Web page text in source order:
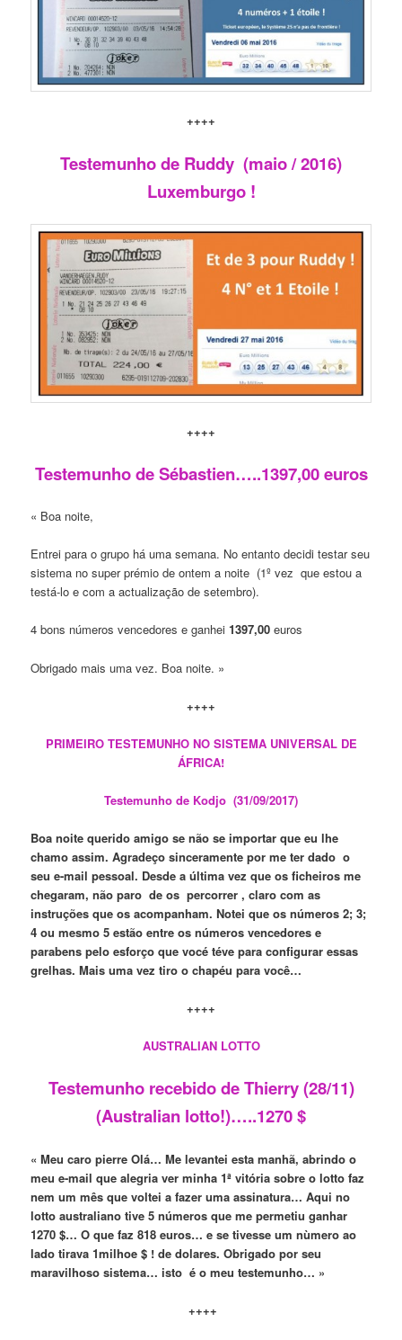
++++
Testemunhode Ruddy (maio/ 2016)
Luxemburgo !
++++
Testemunho de Sébastien…..1397,00 euros
« Boa noite,
Entrei para o grupo há uma semana. No entanto decidi testar seu
sistema no super prémio de ontem a noite (1º vez que estou a
testá-lo e com a actualização de setembro).
4 bons números vencedores e ganhei1397,00 euros
Obrigado mais uma vez. Boa noite. »
++++
PRIMEIRO TESTEMUNHO NO SISTEMA UNIVERSAL DE
ÁFRICA!
Testemunho de Kodjo (31/09/2017)
Boa noite querido amigo se não se importar que eu lhe
chamo assim. Agradeço sinceramentepor me ter dado o
seu e-mail pessoal. Desde a última vez que osficheiros me
chegaram, nãoparo de os percorrer, claro com as
instruções que os acompanham. Notei que os números 2; 3;
4 ou mesmo 5 estão entre os números vencedores e
parabens pelo esforço quevocé téve para configurar essas
grelhas. Mais uma veztiro o chapéu para você…
++++
AUSTRALIAN LOTTO
Testemunho recebido de Thierry (28/11)
(Australian lotto!)…..1270$
« Meu caro pierre Olá… Me levantei esta manhã, abrindo o
meu e-mail que alegria ver minha 1ª vitória sobre o lotto faz
nem um mês que voltei afazer uma assinatura… Aquino
lotto australiano tive 5 números que me permetiu ganhar
1270 $… O que faz 818 euros… e se tivesse um nùmero ao
ladotirava 1milhoe $ ! de dolares. Obrigado por seu
maravilhoso sistema…isto é o meu testemunho… »
++++